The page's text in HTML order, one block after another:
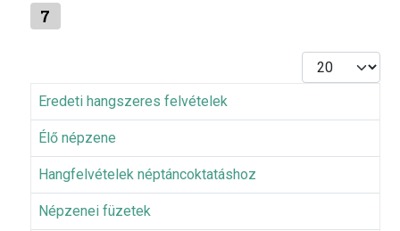
7
Tételek #
Eredeti hangszeres felvételek
Élő népzene
Hangfelvételek néptáncoktatáshoz
Népzenei füzetek